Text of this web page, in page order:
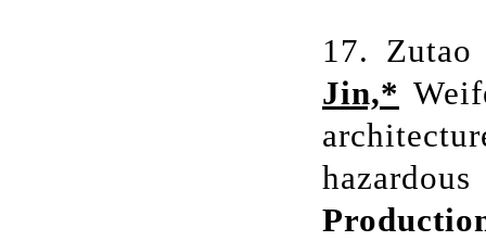
17.
Jin,*